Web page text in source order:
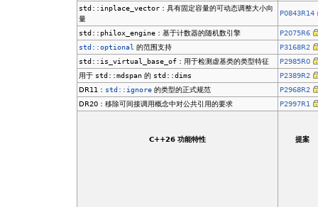
std::inplace_vector ：具有固定容量的可动态调整大小向
量
P0843R14
std::philox_engine ：基于计数器的随机数引擎
P2075R6
std::optional 的范围支持
P3168R2
std::is_virtual_base_of ：用于检测虚基类的类型特征
P2985R0
用于 std::mdspan 的 std::dims
P2389R2
DR11： std::ignore 的类型的正式规范
P2968R2
DR20：移除可间接调用概念中对公共引用的要求
P2997R1
C++26 功能特性 提案